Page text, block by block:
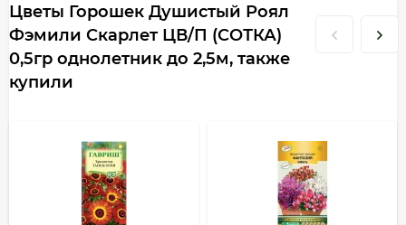
Цветы Горошек Душистый Роял
Фэмили Скарлет ЦВ/П (СОТКА)
0,5гр однолетник до 2,5м, также
купили